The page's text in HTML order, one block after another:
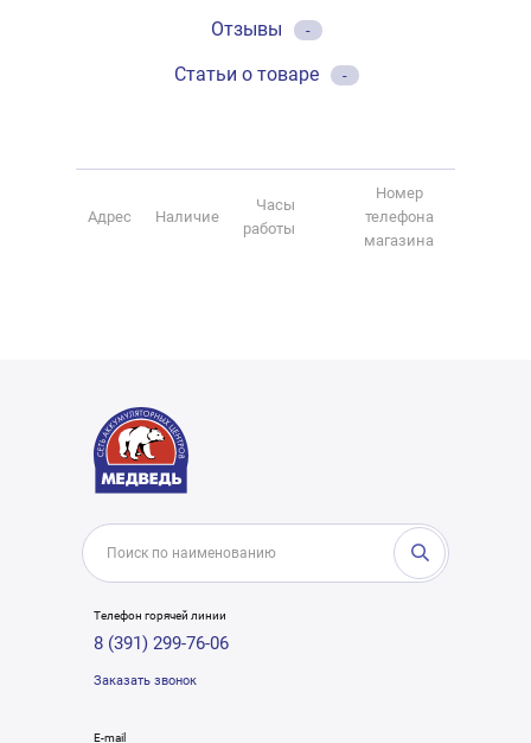
Отзывы
-
Статьи о товаре -
Адрес Наличие
Часы
работы
Номер
телефона
магазина
Телефон горячей линии
8 (391) 299-76-06
Заказать звонок
E-mail